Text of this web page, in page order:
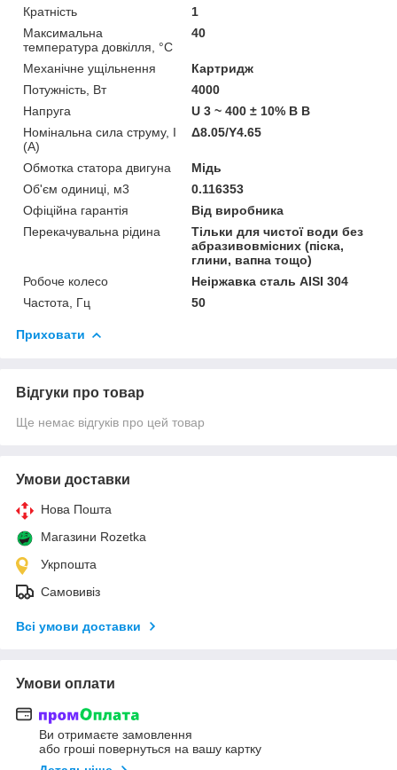
Кратність
1
Максимальна
температура довкілля, °C
40
Механічне ущільнення
Картридж
Потужність, Вт
4000
Напруга
U 3 ~ 400 ± 10% В В
Номінальна сила струму, I
(А)
Δ8.05/Y4.65
Обмотка статора двигуна
Мідь
Об'єм одиниці, м3
0.116353
Офіційна гарантія
Від виробника
Перекачувальна рідина
Тільки для чистої води без
абразивовмісних (піска,
глини, вапна тощо)
Робоче колесо
Неіржавка сталь AISI 304
Частота, Гц
50
Приховати
Відгуки про товар
Ще немає відгуків про цей товар
Умови доставки
Нова Пошта
Магазини Rozetka
Укрпошта
Самовивіз
Всі умови доставки
Умови оплати
Ви отримаєте замовлення
або гроші повернуться на вашу картку